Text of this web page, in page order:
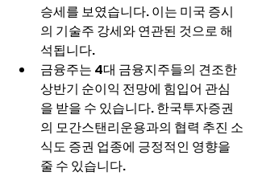
승세를 보였습니다. 이는 미국 증시
의 기술주 강세와 연관된 것으로 해
석됩니다.
금융주는 4대 금융지주들의 견조한
상반기 순이익 전망에 힘입어 관심
을 받을 수 있습니다. 한국투자증권
의 모간스탠리운용과의 협력 추진 소
식도 증권 업종에 긍정적인 영향을
줄 수 있습니다.